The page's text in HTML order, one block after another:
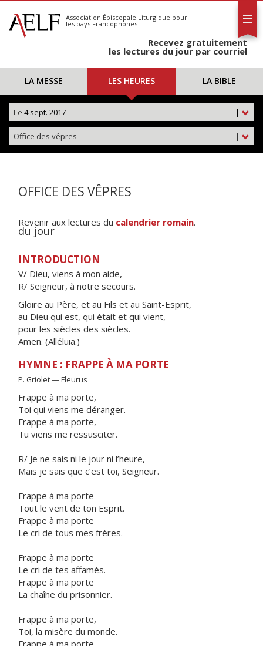
S'abonner
Calendrier
Association Épiscopale Liturgique pour
les pays Francophones
Recevez gratuitement
les lectures du jour par courriel
LA MESSE LES HEURES LA BIBLE
|
Le 4 sept. 2017
|
Office des vêpres
OFFICE DES VÊPRES
Revenir aux lectures du calendrier romain.
du jour
INTRODUCTION
V/ Dieu, viens à mon aide,
R/ Seigneur, à notre secours.
Gloire au Père, et au Fils et au Saint-Esprit,
au Dieu qui est, qui était et qui vient,
pour les siècles des siècles.
Amen. (Alléluia.)
HYMNE : FRAPPE À MA PORTE
P. Griolet — Fleurus
Frappe à ma porte,
Toi qui viens me déranger.
Frappe à ma porte,
Tu viens me ressusciter.
R/ Je ne sais ni le jour ni l’heure,
Mais je sais que c’est toi, Seigneur.
Frappe à ma porte
Tout le vent de ton Esprit.
Frappe à ma porte
Le cri de tous mes frères.
Frappe à ma porte
Le cri de tes affamés.
Frappe à ma porte
La chaîne du prisonnier.
Frappe à ma porte,
Toi, la misère du monde.
Frappe à ma porte